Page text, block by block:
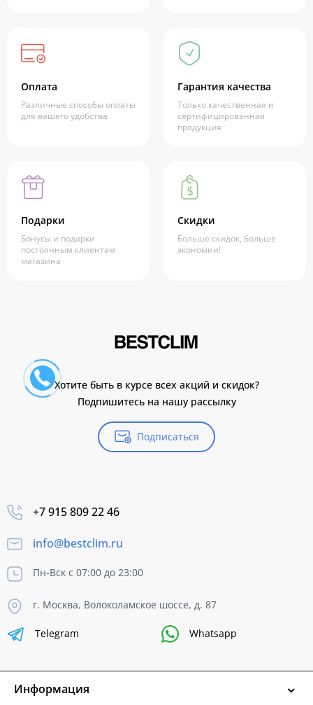
Оплата
Различные способы оплаты
для вашего удобства
Гарантия качества
Только качественная и
сертифицированная
продукция
Подарки
Бонусы и подарки
постоянным клиентам
магазина
Скидки
Больше скидок, больше
экономии!
Хотите быть в курсе всех акций и скидок?
Подпишитесь на нашу рассылку
Подписаться
+7 915 809 22 46
info@bestclim.ru
Пн-Вск с 07:00 до 23:00
г. Москва, Волоколамское шоссе, д. 87
Telegram Whatsapp
Информация